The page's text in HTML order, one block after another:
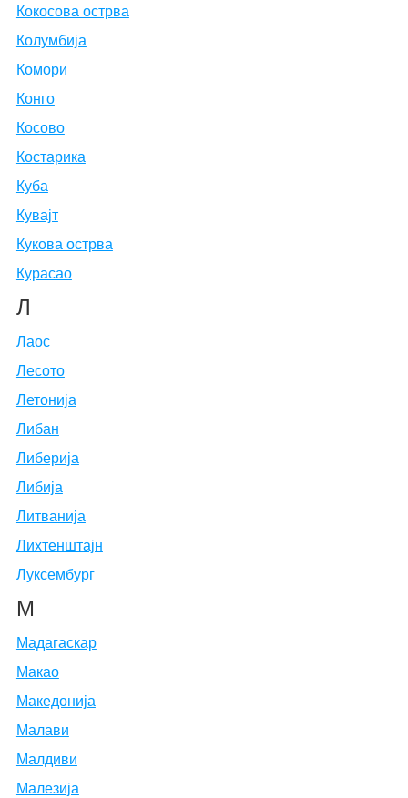
Кокосова острва
Колумбија
Комори
Конго
Косово
Костарика
Куба
Кувајт
Кукова острва
Курасао
Л
Лаос
Лесото
Летонија
Либан
Либерија
Либија
Литванија
Лихтенштајн
Луксембург
М
Мадагаскар
Макао
Македонија
Малави
Малдиви
Малезија